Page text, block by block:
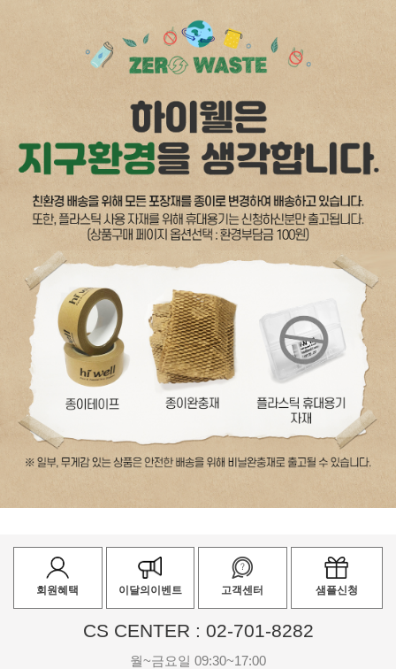
회원혜택 이달의이벤트 고객센터 샘플신청
CS CENTER : 02-701-8282
월~금요일 09:30~17:00